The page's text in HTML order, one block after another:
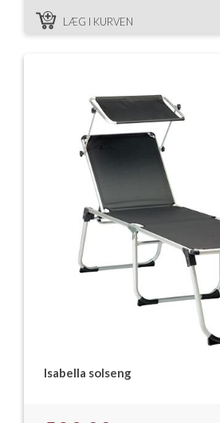
LÆG I KURVEN
Isabella solseng